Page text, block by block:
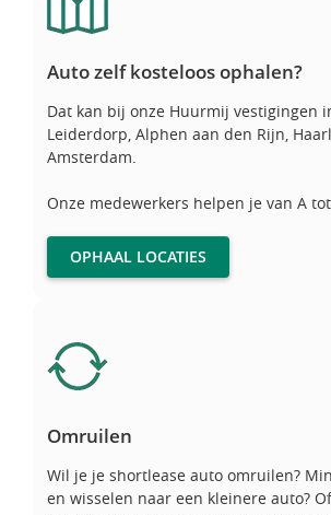
Auto zelf kosteloos ophalen?
Dat kan bij onze Huurmij vestigingen
Leiderdorp, Alphen aan den Rijn,
Amsterdam.
Onze medewerkers helpen je van A
OPHAAL LOCATIES
Omruilen
Wil je je shortlease auto omruilen?
en wisselen naar een kleinere auto?